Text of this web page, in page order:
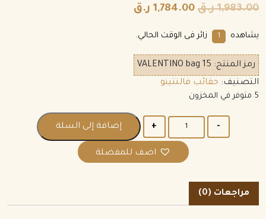
1,983.00 ر.ق 1,784.00 ر.ق
يشاهده 1 زائر فى الوقت الحالي.
رمز المنتج: VALENTINO bag 15
التصنيف: حقائب فالنتينو
5 متوفر في المخزون
إضافة إلى السلة
اضف للمفضلة
مراجعات (0)